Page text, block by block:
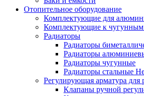
Отопительное оборудование
Комплектующие для
Комплектующие к чугунным
Радиаторы
Радиаторы
Радиаторы
Радиаторы чугунные
Радиаторы стальные
Регулирующая арматура для
Клапаны ручной